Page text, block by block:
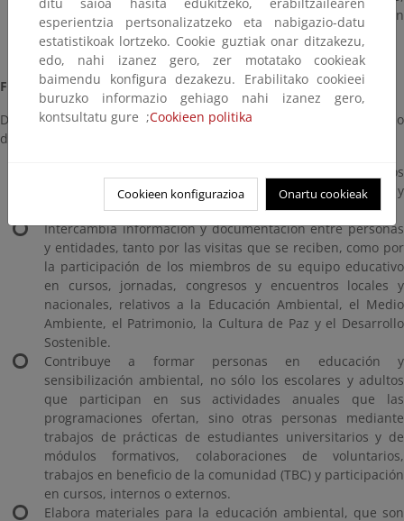
dentro de un continuo proceso de construcción de un
municipio sostenible.
Funciones:
Durante estos 30 años, incorporando algunas nuevas en el curso
del tiempo, la EMA desempeña las siguientes funciones:
Genera información ambiental, facilitando a los
interesados recursos de gestión sostenible y
documentación bibliográfica ambiental.
Intercambia información y documentación entre personas
y entidades, tanto por las visitas que se reciben, como por
la participación de los miembros de su equipo educativo
en cursos, jornadas, congresos y encuentros locales y
nacionales, relativos a la Educación Ambiental, el Medio
Ambiente, el Patrimonio, la Cultura de Paz y el Desarrollo
Sostenible.
Contribuye a formar personas en educación y
sensibilización ambiental, no sólo los escolares y adultos
que participan en sus actividades anuales que las
programaciones ofertan, sino otras personas mediante
trabajos de prácticas de estudiantes universitarios y de
módulos formativos, colaboraciones de voluntarios,
trabajos en beneficio de la comunidad (TBC) y participación
en cursos, internos o externos.
Elabora materiales para la educación ambiental, que son
esperientzia pertsonalizatzeko eta nabigazio-datu
estatistikoak lortzeko. Cookie guztiak onar ditzakezu,
edo, nahi izanez gero, zer motatako cookieak
baimendu konfigura dezakezu. Erabilitako cookieei
buruzko informazio gehiago nahi izanez gero,
kontsultatu gure ;Cookieen politika
Cookieen konfigurazioa Onartu cookieak